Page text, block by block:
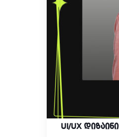
UI/UX დიზაინი